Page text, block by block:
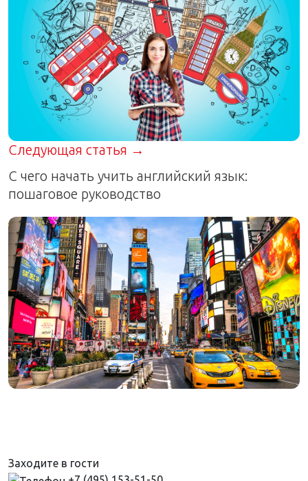
Следующая статья →
С чего начать учить английский язык:
пошаговое руководство
Заходите в гости